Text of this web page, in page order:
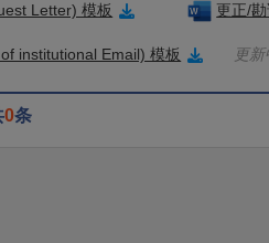
Letter) 模板 更正/
institutional Email) 模板 更
0条